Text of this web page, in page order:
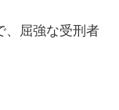
、屈強な受刑者